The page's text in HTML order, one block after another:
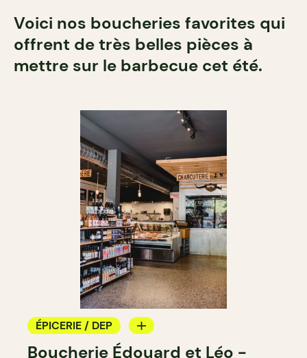
Voici nos boucheries favorites qui
offrent de très belles pièces à
mettre sur le barbecue cet été.
ÉPICERIE / DEP
BOUCHERIE
Boucherie Édouard et Léo -